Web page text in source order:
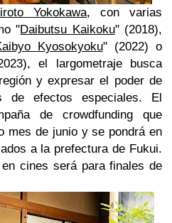
Yokokawa, con varias
"Daibutsu Kaikoku" (2018),
Kyosokyoku" (2022) o
el largometraje busca
y expresar el poder de
de efectos especiales. El
de crowdfunding que
mes de junio y se pondrá en
a la prefectura de Fukui.
cines será para finales de